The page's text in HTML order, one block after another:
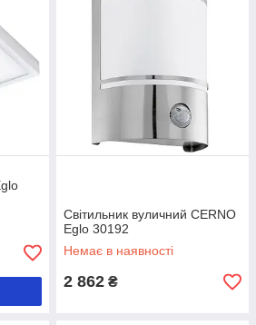
Світильник вуличний CERNO
Eglo 30192
Немає в наявності
2 862 ₴